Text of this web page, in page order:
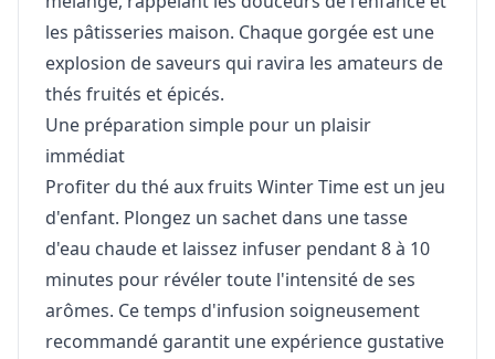
les pâtisseries maison. Chaque gorgée est une
explosion de saveurs qui ravira les amateurs de
thés fruités et épicés.
Une préparation simple pour un plaisir
immédiat
Profiter du thé aux fruits Winter Time est un jeu
d'enfant. Plongez un sachet dans une tasse
d'eau chaude et laissez infuser pendant 8 à 10
minutes pour révéler toute l'intensité de ses
arômes. Ce temps d'infusion soigneusement
recommandé garantit une expérience gustative